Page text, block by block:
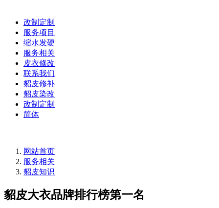
改制定制
服务项目
缩水发硬
服务相关
皮衣修改
联系我们
貂皮修补
貂皮染改
改制定制
简体
网站首页
服务相关
貂皮知识
貂皮大衣品牌排行榜第一名